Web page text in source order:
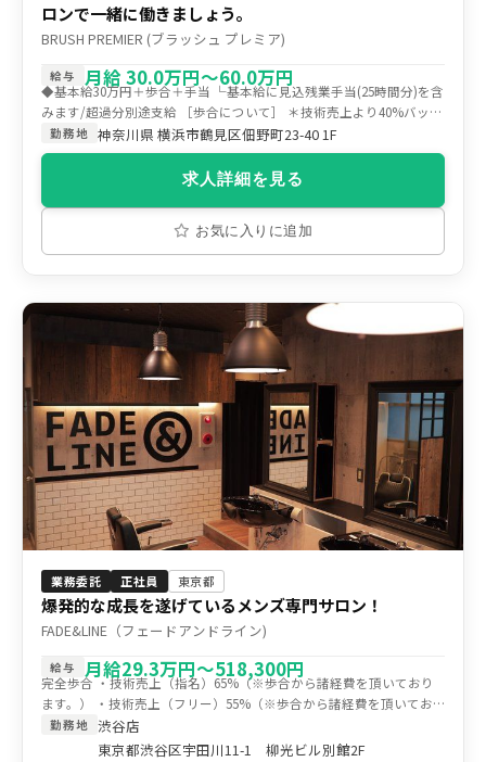
ロンで一緒に働きましょう。
BRUSH PREMIER (ブラッシュ プレミア)
給与 月給 30.0万円〜60.0万円
勤務地 神奈川県 横浜市鶴見区佃野町23-40 1F
◆基本給30万円＋歩合＋手当 └基本給に見込残業手当(25時間分)を含
みます/超過分別途支給 ［歩合について］ ＊技術売上より40%バック
＊店販手当/利益額より70%バック ＊月間売上更新手当/1万円 ［その
他手当］ ＊交通費/月1万円まで ＊昇給あり/勤続年数により歩合率
UP ＊賞与(年2回)/入社6か月後～
お気に入りに追加
求人詳細を見る
業務委託 正社員 東京都
爆発的な成長を遂げているメンズ専門サロン！
FADE&LINE（フェードアンドライン)
給与 月給29.3万円～518,300円
勤務地 渋谷店
東京都渋谷区宇田川11-1 柳光ビル別館2F
完全歩合 ・技術売上（指名）65%（※歩合から諸経費を頂いており
ます。） ・技術売上（フリー）55%（※歩合から諸経費を頂いてお
ります。） ※固定残業代（4.3万円～118,300円 30～45時間分。これを
超える時間外労働は追加で支給）含む